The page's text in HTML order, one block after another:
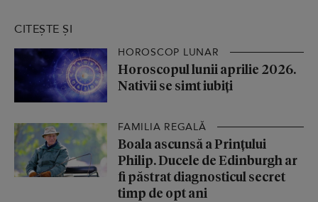
CITEȘTE ȘI
HOROSCOP LUNAR
Horoscopul lunii aprilie 2026.
Nativii se simt iubiți
FAMILIA REGALĂ
Boala ascunsă a Prințului
Philip. Ducele de Edinburgh ar
fi păstrat diagnosticul secret
timp de opt ani